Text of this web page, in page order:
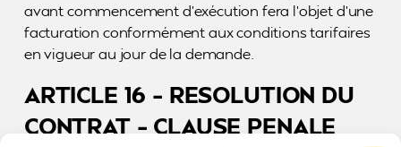
avant commencement d’exécution fera l’objet d’une
facturation conformément aux conditions tarifaires
en vigueur au jour de la demande.
ARTICLE 16 – RESOLUTION DU
CONTRAT – CLAUSE PENALE